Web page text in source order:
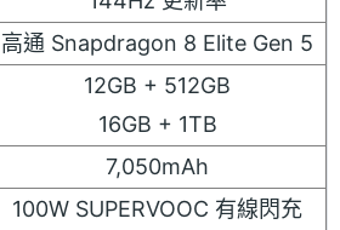
高通 Snapdragon 8 Elite Gen 5
12GB + 512GB
16GB + 1TB
7,050mAh
100W SUPERVOOC 有線閃充